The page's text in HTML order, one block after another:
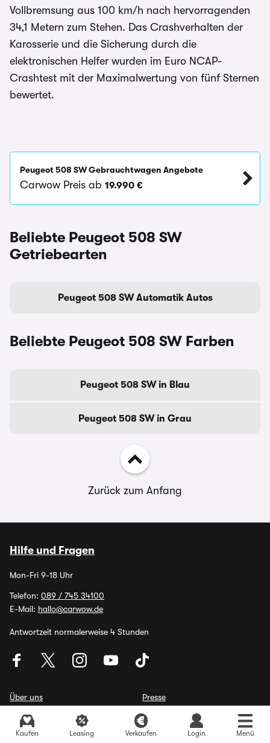
Kaufen Leasing Verkaufen Login Menü
Gebrauchtwagen Angebote finden
Vollbremsung aus 100 km/h nach hervorragenden
34,1 Metern zum Stehen. Das Crashverhalten der
Karosserie und die Sicherung durch die
elektronischen Helfer wurden im Euro NCAP-
Crashtest mit der Maximalwertung von fünf Sternen
bewertet.
Peugeot 508 SW Gebrauchtwagen Angebote
Carwow Preis ab 19.990 €
Beliebte Peugeot 508 SW
Getriebearten
Peugeot 508 SW Automatik Autos
Beliebte Peugeot 508 SW Farben
Peugeot 508 SW in Blau
Peugeot 508 SW in Grau
Zurück zum Anfang
Hilfe und Fragen
Mon-Fri 9-18 Uhr
Telefon: 089 / 745 34100
E-Mail: hallo@carwow.de
Antwortzeit normalerweise 4 Stunden
Über uns
Kontakt
Autoren & Experten
Presse
Karriere
Für Händler & Partner